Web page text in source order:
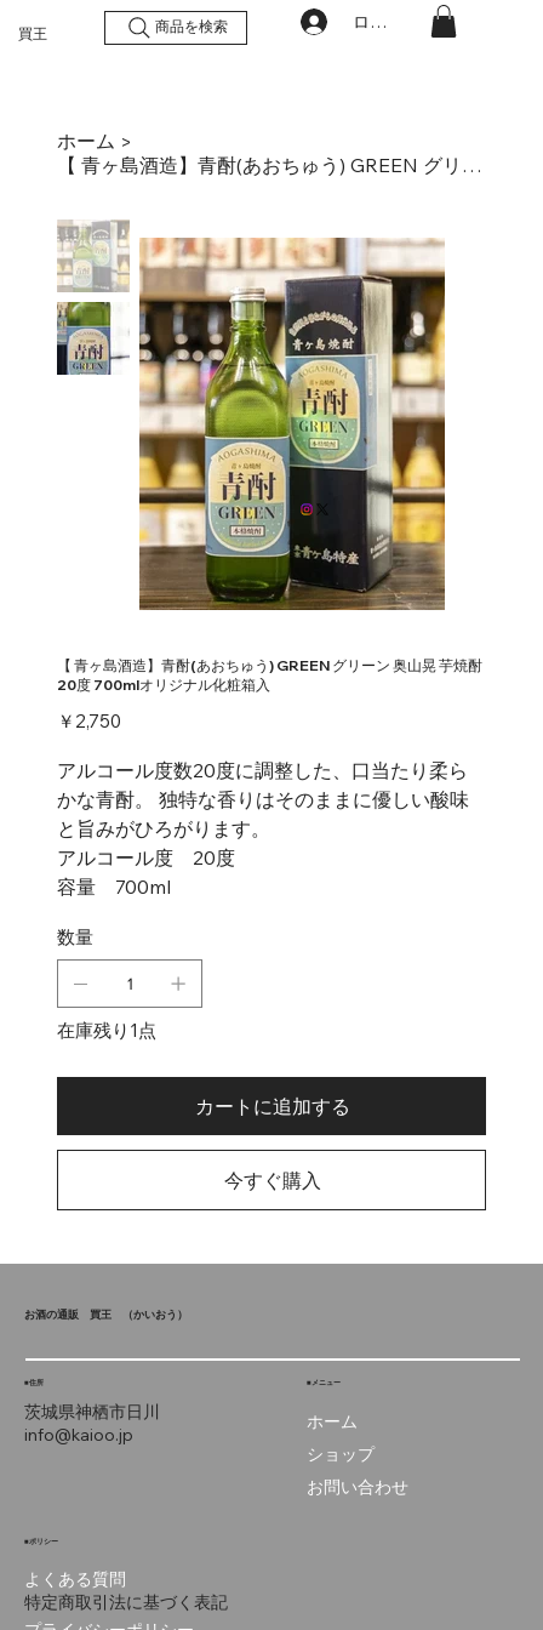
買王 商品を検索 ログイン
ホーム >
【 青ヶ島酒造】青酎(あおちゅう) GREEN グリーン 奥山晃 芋焼酎 20度 700mlオリジナル化粧箱入
【 青ヶ島酒造】青酎(あおちゅう) GREEN グリーン 奥山晃 芋焼酎
20度 700mlオリジナル化粧箱入
価￥2,750
アルコール度数20度に調整した、口当たり柔ら
かな青酎。 独特な香りはそのままに優しい酸味
と旨みがひろがります。
アルコール度 20度
容量 700ml
数量
在庫残り1点
カートに追加する
今すぐ購入
■住所
茨城県神栖市日川
info@kaioo.jp
■メニュー
ホーム
ショップ
お問い合わせ
■ポリシー
よくある質問
特定商取引法に基づく表記
お酒の通販 買王 （かいおう）